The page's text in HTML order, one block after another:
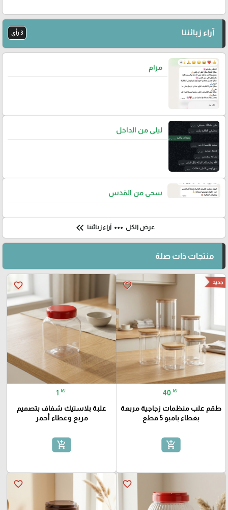
آراء زبائننا 3 رأي
مرام
ليلى من الداخل
سجى من القدس
عرض الكل more_horiz آراء زبائننا keyboard_double_arrow_left
منتجات ذات صلة
favorite_border جديد
40 ₪
طقم علب منظمات زجاجية مربعة
بغطاء بامبو 5 قطع
add_shopping_cart
favorite_border
1 ₪
علبة بلاستيك شفاف بتصميم
مربع وغطاء أحمر
add_shopping_cart
favorite_border
favorite_border